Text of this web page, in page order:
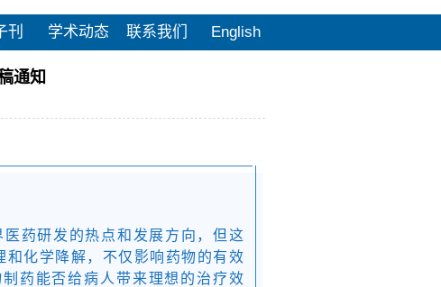
刊 学术动态 联系我们 English
通知
药研发的热点和发展方向，但这
化学降解，不仅影响药物的有效
药能否给病人带来理想的治疗效